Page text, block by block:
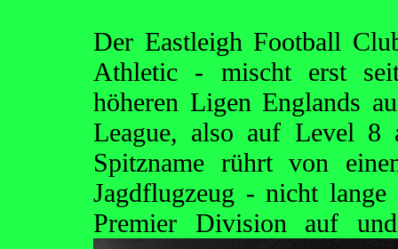
Der Eastleigh Football
Athletic - mischt erst
höheren Ligen Englands
League, also auf Level
Spitzname rührt von
Jagdflugzeug - nicht
Premier Division auf